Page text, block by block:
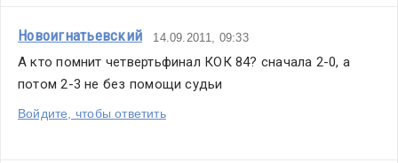
Новоигнатьевский 14.09.2011, 09:33
А кто помнит четвертьфинал КОК 84? сначала 2-0, а
потом 2-3 не без помощи судьи
Войдите, чтобы ответить